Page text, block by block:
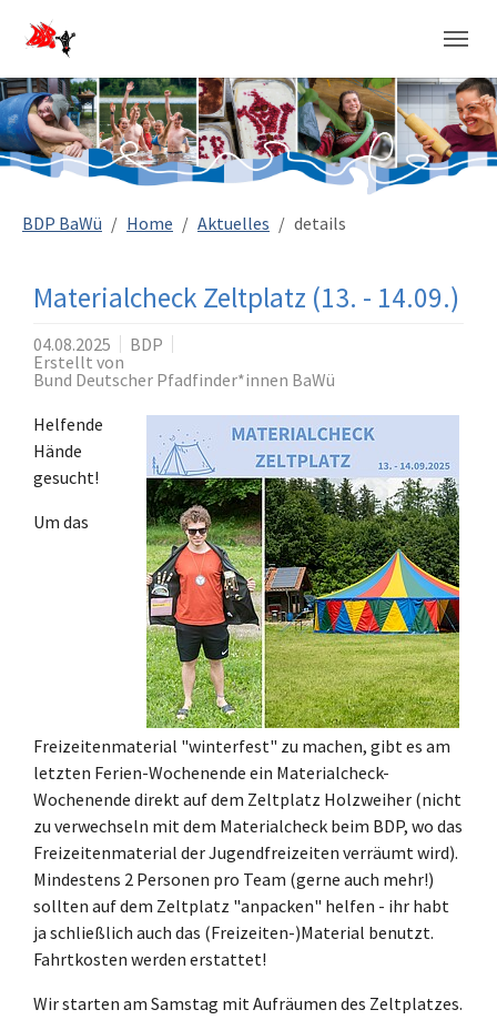
BDP BaWü Home Aktuelles details
Materialcheck Zeltplatz (13. - 14.09.)
04.08.2025
BDP
Erstellt von
Bund Deutscher Pfadfinder*innen BaWü
Helfende
Hände
gesucht!
Um das
Freizeitenmaterial "winterfest" zu machen, gibt es am
letzten Ferien-Wochenende ein Materialcheck-
Wochenende direkt auf dem Zeltplatz Holzweiher (nicht
zu verwechseln mit dem Materialcheck beim BDP, wo das
Freizeitenmaterial der Jugendfreizeiten verräumt wird).
Mindestens 2 Personen pro Team (gerne auch mehr!)
sollten auf dem Zeltplatz "anpacken" helfen - ihr habt
ja schließlich auch das (Freizeiten-)Material benutzt.
Fahrtkosten werden erstattet!
Wir starten am Samstag mit Aufräumen des Zeltplatzes.